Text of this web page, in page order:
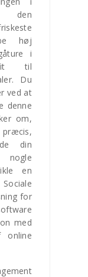
i den
høj
i
til
Du
ved at
denne
om,
din
nogle
en
for
med